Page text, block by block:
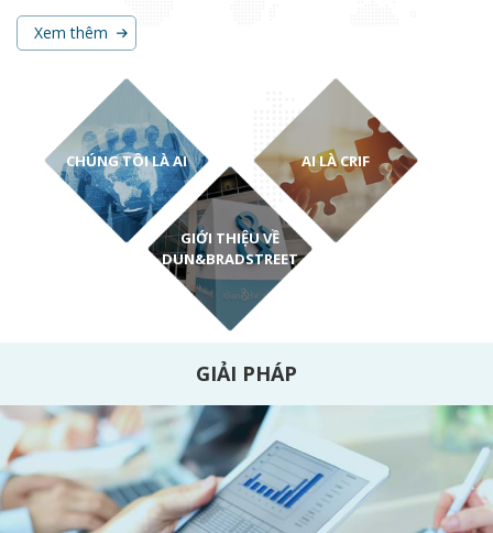
Xem thêm
CHÚNG TÔI LÀ AI AI LÀ CRIF
GIỚI THIỆU VỀ
DUN&BRADSTREET
GIẢI PHÁP